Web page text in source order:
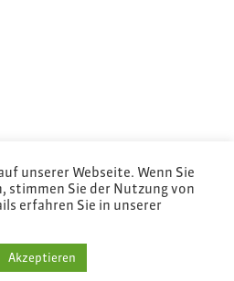
Solutions AG
unserer Webseite. Wenn Sie
stimmen Sie der Nutzung von
erfahren Sie in unserer
Akzeptieren